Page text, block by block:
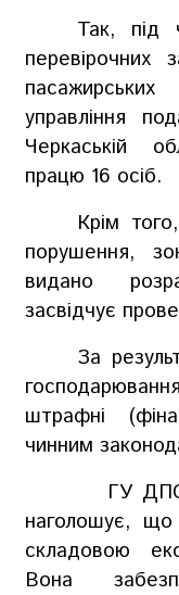
Так, під
перевірочних
управління
Черкаській
працю 16 осіб.
Крім
порушення,
видано
засвідчує
За
штрафні
чинним
ГУ ДПС
наголошує,
складовою
Вона